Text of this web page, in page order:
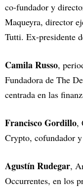
co-fundador y
Maqueyra, director
Tutti. Ex-presidente
Camila Russo,
Fundadora de The
centrada en las
Francisco Gordillo,
Crypto, cofundador
Agustín Rudegar,
Occurrentes, en los